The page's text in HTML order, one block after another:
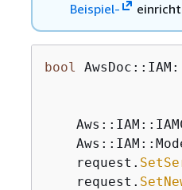
Beispiel-
bool
    Aws::
    request.
    request.